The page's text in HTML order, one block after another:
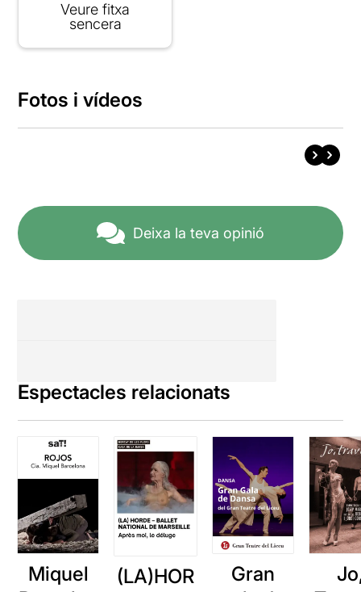
Veure fitxa
sencera
Fotos i vídeos
Deixa la teva opinió
Espectacles relacionats
Miquel
(LA)HOR
Gran